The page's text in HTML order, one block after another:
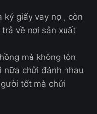
ký giấy vay nợ , còn
về nơi sản xuất
mà không tôn
nữa chửi đánh nhau
tốt mà chửi